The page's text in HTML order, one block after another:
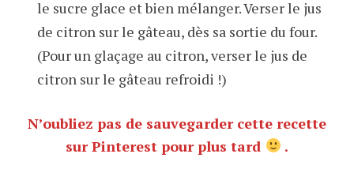
le sucre glace et bien mélanger. Verser le jus
de citron sur le gâteau, dès sa sortie du four.
(Pour un glaçage au citron, verser le jus de
citron sur le gâteau refroidi !)
N’oubliez pas de sauvegarder cette recette
sur Pinterest pour plus tard
.